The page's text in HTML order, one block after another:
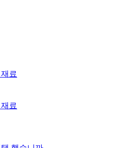
료
료